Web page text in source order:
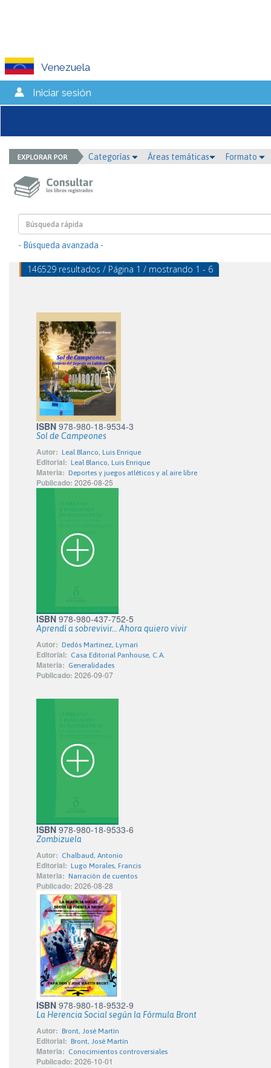
Venezuela
Iniciar sesión
Categorías Áreas temáticas Formato
- Búsqueda avanzada -
146529 resultados / Página 1 / mostrando 1 - 6
ISBN 978-980-18-9534-3
Sol de Campeones
Autor: Leal Blanco, Luis Enrique
Editorial: Leal Blanco, Luis Enrique
Materia: Deportes y juegos atléticos y al aire libre
Publicado: 2026-08-25
ISBN 978-980-437-752-5
Aprendí a sobrevivir... Ahora quiero vivir
Autor: Dedós Martinez, Lymari
Editorial: Casa Editorial Panhouse, C.A.
Materia: Generalidades
Publicado: 2026-09-07
ISBN 978-980-18-9533-6
Zombizuela
Autor: Chalbaud, Antonio
Editorial: Lugo Morales, Francis
Materia: Narración de cuentos
Publicado: 2026-08-28
ISBN 978-980-18-9532-9
La Herencia Social según la Fórmula Bront
Autor: Bront, José Martín
Editorial: Bront, José Martín
Materia: Conocimientos controversiales
Publicado: 2026-10-01